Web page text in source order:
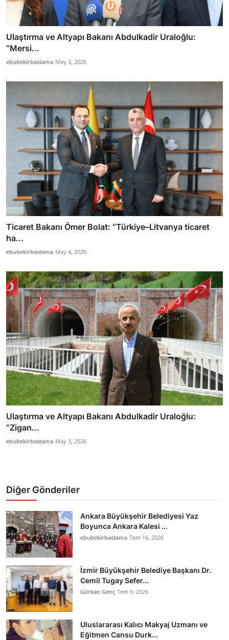
Ulaştırma ve Altyapı Bakanı Abdulkadir Uraloğlu:
“Mersi...
ebubekirbastama May 3, 2026
Ticaret Bakanı Ömer Bolat: “Türkiye–Litvanya ticaret
ha...
ebubekirbastama May 4, 2026
Ulaştırma ve Altyapı Bakanı Abdulkadir Uraloğlu:
“Zigan...
ebubekirbastama May 3, 2026
Diğer Gönderiler
Ankara Büyükşehir Belediyesi Yaz
Boyunca Ankara Kalesi ...
ebubekirbastama Tem 16, 2026
İzmir Büyükşehir Belediye Başkanı Dr.
Cemil Tugay Sefer...
Gürkan Genç Tem 9, 2026
Uluslararası Kalıcı Makyaj Uzmanı ve
Eğitmen Cansu Durk...